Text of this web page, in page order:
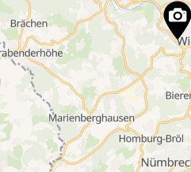
29
4
11